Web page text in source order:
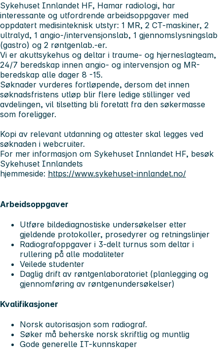
Sykehuset Innlandet HF, Hamar radiologi, har
interessante og utfordrende arbeidsoppgaver med
oppdatert medisinteknisk utstyr: 1 MR, 2 CT-maskiner, 2
ultralyd, 1 angio-/intervensjonslab, 1 gjennomslysningslab
(gastro) og 2 røntgenlab.-er.
Vi er akuttsykehus og deltar i traume- og hjerneslagteam,
24/7 beredskap innen angio- og intervensjon og MR-
beredskap alle dager 8 -15.
Søknader vurderes fortløpende, dersom det innen
søknadsfristens utløp blir flere ledige stillinger ved
avdelingen, vil tilsetting bli foretatt fra den søkermasse
som foreligger.
Kopi av relevant utdanning og attester skal legges ved
søknaden i webcruiter.
For mer informasjon om Sykehuset Innlandet HF, besøk
Sykehuset Innlandets
hjemmeside: https://www.sykehuset-innlandet.no/
Arbeidsoppgaver
Utføre bildediagnostiske undersøkelser etter
gjeldende protokoller, prosedyrer og retningslinjer
Radiografoppgaver i 3-delt turnus som deltar i
rullering på alle modaliteter
Veilede studenter
Daglig drift av røntgenlaboratoriet (planlegging og
gjennomføring av røntgenundersøkelser)
Kvalifikasjoner
Norsk autorisasjon som radiograf.
Søker må beherske norsk skriftlig og muntlig
Gode generelle IT-kunnskaper